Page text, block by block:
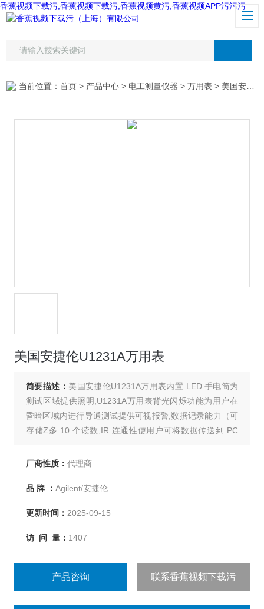
香蕉视频下载污,香蕉视频下载污,香蕉视频黄污,香蕉视频APP污污污
当前位置：首页 > 产品中心 > 电工测量仪器 >万用表 > 美国安捷伦U1231A万用表
美国安捷伦U1231A万用表
简要描述： 美国安捷伦U1231A万用表内置 LED 手电筒为
测试区域提供照明,U1231A万用表背光闪烁功能为用户在
昏暗区域内进行导通测试提供可视报警,数据记录能力（可
存储Z多 10 个读数,IR 连通性使用户可将数据传送到 PC
厂商性质： 代理商
品 牌 ： Agilent/安捷伦
更新时间： 2025-09-15
访 问 量： 1407
产品咨询 联系香蕉视频下载污